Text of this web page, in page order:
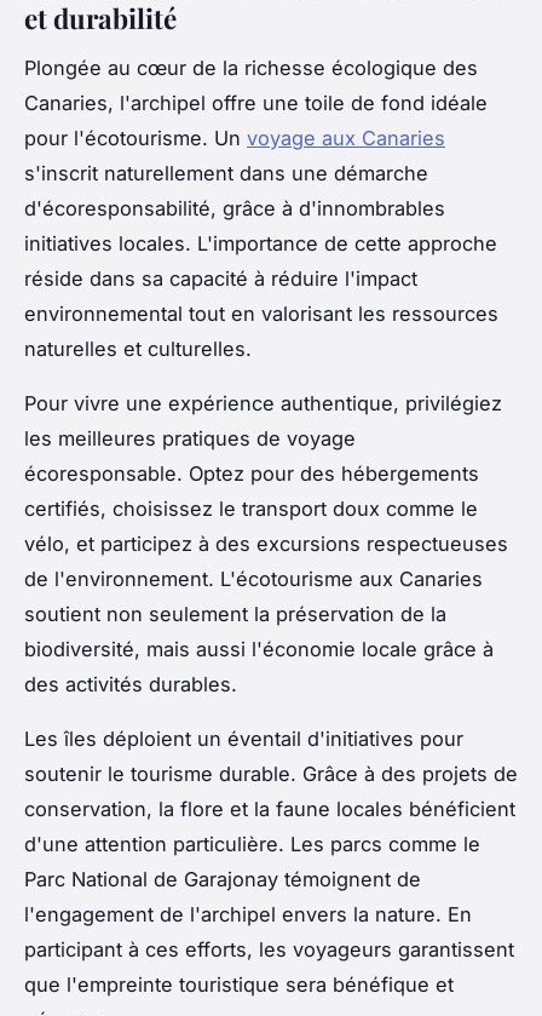
et durabilité
Plongée au cœur de la richesse écologique des
Canaries, l'archipel offre une toile de fond idéale
pour l'écotourisme. Un voyage aux Canaries
s'inscrit naturellement dans une démarche
d'écoresponsabilité, grâce à d'innombrables
initiatives locales. L'importance de cette approche
réside dans sa capacité à réduire l'impact
environnemental tout en valorisant les ressources
naturelles et culturelles.
Pour vivre une expérience authentique, privilégiez
les meilleures pratiques de voyage
écoresponsable. Optez pour des hébergements
certifiés, choisissez le transport doux comme le
vélo, et participez à des excursions respectueuses
de l'environnement. L'écotourisme aux Canaries
soutient non seulement la préservation de la
biodiversité, mais aussi l'économie locale grâce à
des activités durables.
Les îles déploient un éventail d'initiatives pour
soutenir le tourisme durable. Grâce à des projets de
conservation, la flore et la faune locales bénéficient
d'une attention particulière. Les parcs comme le
Parc National de Garajonay témoignent de
l'engagement de l'archipel envers la nature. En
participant à ces efforts, les voyageurs garantissent
que l'empreinte touristique sera bénéfique et